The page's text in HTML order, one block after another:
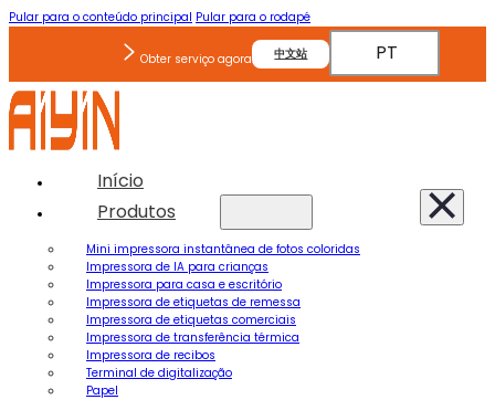
Pular para o conteúdo principal Pular para o rodapé
Obter serviço agora 中文站 PT
Início
Produtos
Mini impressora instantânea de fotos coloridas
Impressora de IA para crianças
Impressora para casa e escritório
Impressora de etiquetas de remessa
Impressora de etiquetas comerciais
Impressora de transferência térmica
Impressora de recibos
Terminal de digitalização
Papel